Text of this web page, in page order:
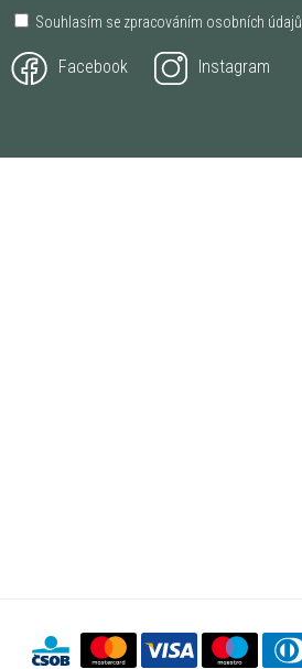
Souhlasím se zpracováním osobních údajů
Facebook Instagram